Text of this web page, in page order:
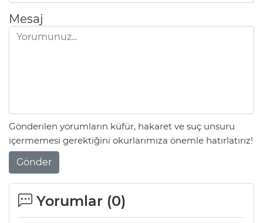
Mesaj
Gönderilen yorumların küfür, hakaret ve suç unsuru
içermemesi gerektiğini okurlarımıza önemle hatırlatırız!
Gönder
Yorumlar (0)